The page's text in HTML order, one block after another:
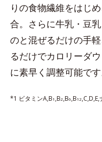
りの食物繊維をはじ
合。さらに牛乳・豆
のと混ぜるだけの手
るだけでカロリーダ
に素早く調整可能です
*1 ビタミンA,B1 ,B2,B6,B12